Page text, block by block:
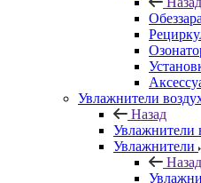
Увлажнители
Назад
Увлажнители
Увлажнители
Назад